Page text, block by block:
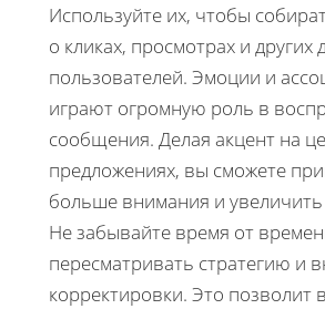
Используйте их, чтобы
о кликах, просмотрах и других
пользователей. Эмоции и
играют огромную роль в
сообщения. Делая акцент на
предложениях, вы сможете
больше внимания и
Не забывайте время от
пересматривать стратегию и
корректировки. Это позволит